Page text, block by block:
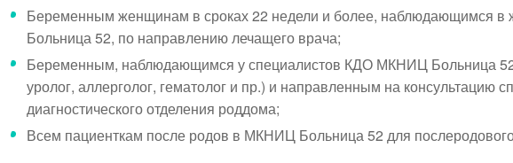
Беременным женщинам в сроках 22 недели и более, наблюдающимся в
Больница 52, по направлению лечащего врача;
Беременным, наблюдающимся у специалистов КДО МКНИЦ Больница
уролог, аллерголог, гематолог и пр.) и направленным на консультацию
диагностического отделения роддома;
Всем пациенткам после родов в МКНИЦ Больница 52 для